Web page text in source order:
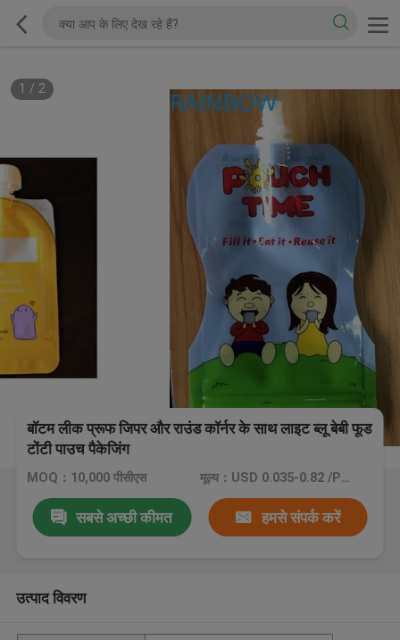
1 / 2
बॉटम लीक प्रूफ जिपर और राउंड कॉर्नर के साथ लाइट ब्लू बेबी फूड
टोंटी पाउच पैकेजिंग
MOQ：10,000 पीसीएस मूल्य：USD 0.035-0.82 /PCS
सबसे अच्छी कीमत हमसे संपर्क करें
उत्पाद विवरण